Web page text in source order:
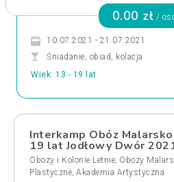
0.00 zł /
10.07.2021 - 21.07.2021
Śniadanie, obiad, kolacja
Wiek: 13 - 19 lat
Interkamp Obóz
19 lat Jodłowy Dwór
Obozy i Kolonie Letnie, Obozy
Plastyczne, Akademia Artystyczna